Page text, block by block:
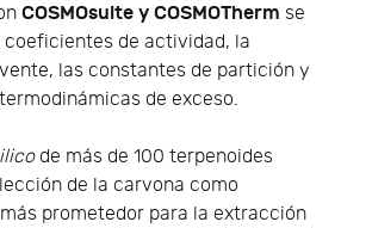
COSMOsuite y COSMOTherm se
de actividad, la
las constantes de partición y
de exceso.
de más de 100 terpenoides
de la carvona como
prometedor para la extracción